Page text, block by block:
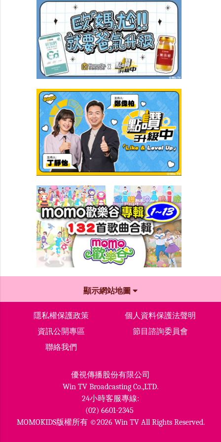
顯示網站地圖
隱私權保護政策
個人資料保護法聲明
資訊公開專區
節目諮詢委員會
聯絡我們
優視傳播股份有限公司
Win TV Broadcasting Co.,LTD.
24小時客服專線:
(02) 6601-2345
MOMOKIDS版權所有 ©2026 Win TV All Rights Reserved.